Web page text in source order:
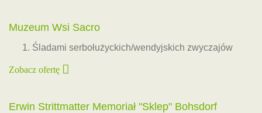
Muzeum Wsi Sacro
Śladami serbołużyckich/wendyjskich zwyczajów
Zobacz ofertę
Erwin Strittmatter Memoriał "Sklep" Bohsdorf